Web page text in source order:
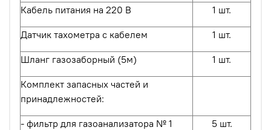
Кабель питания на 220 В 1 шт.
Датчик тахометра с кабелем 1 шт.
Шланг газозаборный (5м) 1 шт.
Комплект запасных частей и
принадлежностей:
- фильтр для газоанализатора № 1 5 шт.